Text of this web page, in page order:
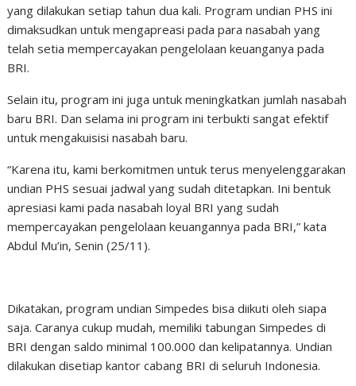
yang dilakukan setiap tahun dua kali. Program undian PHS ini
dimaksudkan untuk mengapreasi pada para nasabah yang
telah setia mempercayakan pengelolaan keuanganya pada
BRI.
Selain itu, program ini juga untuk meningkatkan jumlah nasabah
baru BRI. Dan selama ini program ini terbukti sangat efektif
untuk mengakuisisi nasabah baru.
“Karena itu, kami berkomitmen untuk terus menyelenggarakan
undian PHS sesuai jadwal yang sudah ditetapkan. Ini bentuk
apresiasi kami pada nasabah loyal BRI yang sudah
mempercayakan pengelolaan keuangannya pada BRI,” kata
Abdul Mu’in, Senin (25/11).
Dikatakan, program undian Simpedes bisa diikuti oleh siapa
saja. Caranya cukup mudah, memiliki tabungan Simpedes di
BRI dengan saldo minimal 100.000 dan kelipatannya. Undian
dilakukan disetiap kantor cabang BRI di seluruh Indonesia.